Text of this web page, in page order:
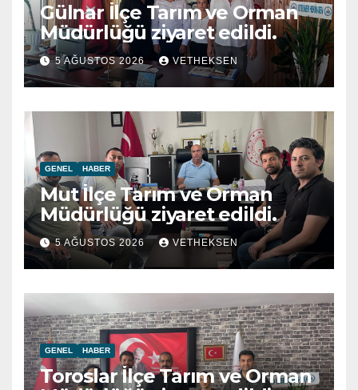
Gülnar İlçe Tarım ve Orman
Müdürlüğü ziyaret edildi.
5 AĞUSTOS 2026 VETHEKSEN
GENEL HABER
Mut İlçe Tarım ve Orman
Müdürlüğü ziyaret edildi.
5 AĞUSTOS 2026 VETHEKSEN
GENEL HABER
Toroslar İlçe Tarım ve Orman